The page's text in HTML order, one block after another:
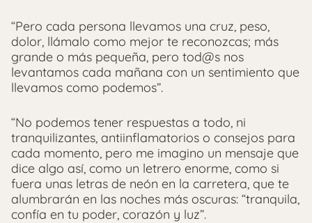
“Pero cada persona llevamos una cruz, peso,
dolor, llámalo como mejor te reconozcas; más
grande o más pequeña, pero tod@s nos
levantamos cada mañana con un sentimiento que
llevamos como podemos”.
“No podemos tener respuestas a todo, ni
tranquilizantes, antiinflamatorios o consejos para
cada momento, pero me imagino un mensaje que
dice algo así, como un letrero enorme, como si
fuera unas letras de neón en la carretera, que te
alumbrarán en las noches más oscuras: “tranquila,
confía en tu poder, corazón y luz”.